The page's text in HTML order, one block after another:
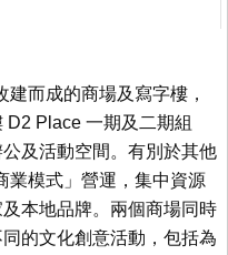
而成的商場及寫字樓，
Place 一期及二期組
及活動空間。有別於其他
業模式」營運，集中資源
本地品牌。兩個商場同時
的文化創意活動，包括為